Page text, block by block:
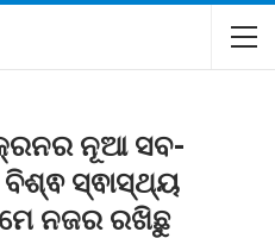
ନୂଆ ସବ-
ସ୍ଵାସ୍ଥ୍ୟ
ନଜର ରଖିଛୁ